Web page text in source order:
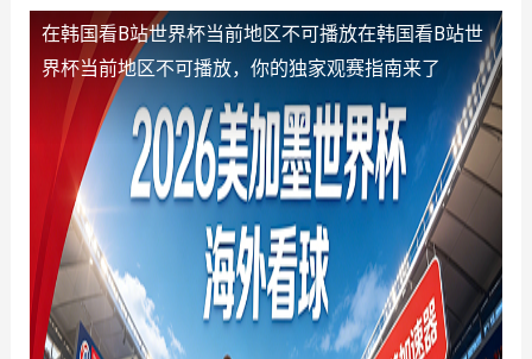
在韩国看B站世界杯当前地区不可播放在韩国看B站世
界杯当前地区不可播放，你的独家观赛指南来了